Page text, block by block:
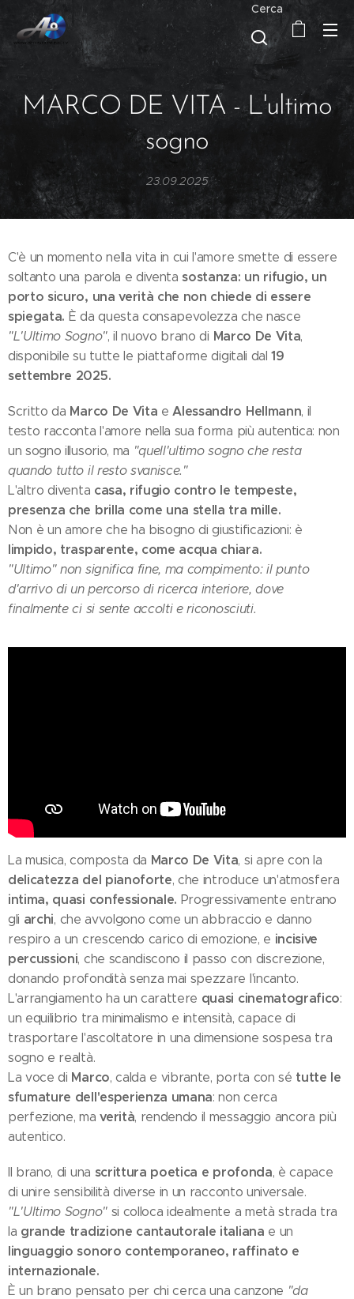
Cerca
MARCO DE VITA - L'ultimo
sogno
23.09.2025
C'è un momento nella vita in cui l'amore smette di essere
soltanto una parola e diventasostanza: un rifugio, un
porto sicuro, una verità che non chiede di essere
spiegata. È da questa consapevolezza che nasce
"L'Ultimo Sogno", il nuovo brano di Marco De Vita,
disponibile su tutte le piattaforme digitali dal19
settembre 2025.
Scritto da Marco De Vita eAlessandro Hellmann, il
testo racconta l'amore nella sua forma più autentica: non
un sogno illusorio, ma "quell'ultimo sogno che resta
quando tutto il resto svanisce."
L'altro diventa casa, rifugio contro le tempeste,
presenza che brilla come una stella tra mille.
Non è un amore che ha bisogno di giustificazioni: è
limpido, trasparente, come acqua chiara.
"Ultimo" non significa fine, ma compimento: il punto
d'arrivo di un percorso di ricerca interiore, dove
finalmente ci si sente accolti e riconosciuti.
La musica, composta da Marco De Vita, si apre con la
delicatezza del pianoforte, che introduce un'atmosfera
intima, quasi confessionale. Progressivamente entrano
gli archi, che avvolgono come un abbraccio e danno
respiro a un crescendo carico di emozione, e incisive
percussioni, che scandiscono il passo con discrezione,
donando profondità senza mai spezzare l'incanto.
L'arrangiamento ha un carattere quasi cinematografico:
un equilibrio tra minimalismo e intensità, capace di
trasportare l'ascoltatore in una dimensione sospesa tra
sogno e realtà.
La voce di Marco, calda e vibrante, porta con sé tutte le
sfumature dell'esperienza umana: non cerca
perfezione, maverità, rendendo il messaggio ancora più
autentico.
Il brano, di una scrittura poetica e profonda, è capace
di unire sensibilità diverse in un racconto universale.
"L'Ultimo Sogno"si colloca idealmente a metà strada tra
la grande tradizione cantautorale italiana e un
linguaggio sonoro contemporaneo, raffinato e
internazionale.
È un brano pensato per chi cerca una canzone "da